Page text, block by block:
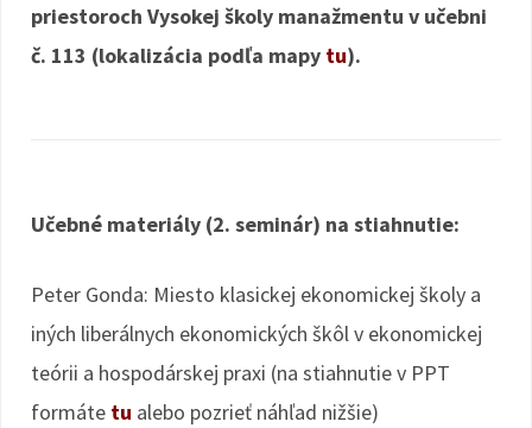
priestoroch Vysokej školy manažmentu v učebni
č. 113 (lokalizácia podľa mapy tu).
Učebné materiály (2. seminár) na stiahnutie:
Peter Gonda: Miesto klasickej ekonomickej školy a
iných liberálnych ekonomických škôl v ekonomickej
teórii a hospodárskej praxi (na stiahnutie v PPT
formáte tu alebo pozrieť náhľad nižšie)